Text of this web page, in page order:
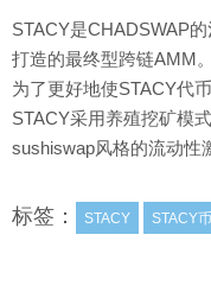
STACY是CHADSWAP
打造的最终型跨链AMM
为了更好地使STACY代
STACY采用养殖挖矿模
sushiswap风格的流动性
标签： STACY STACY币